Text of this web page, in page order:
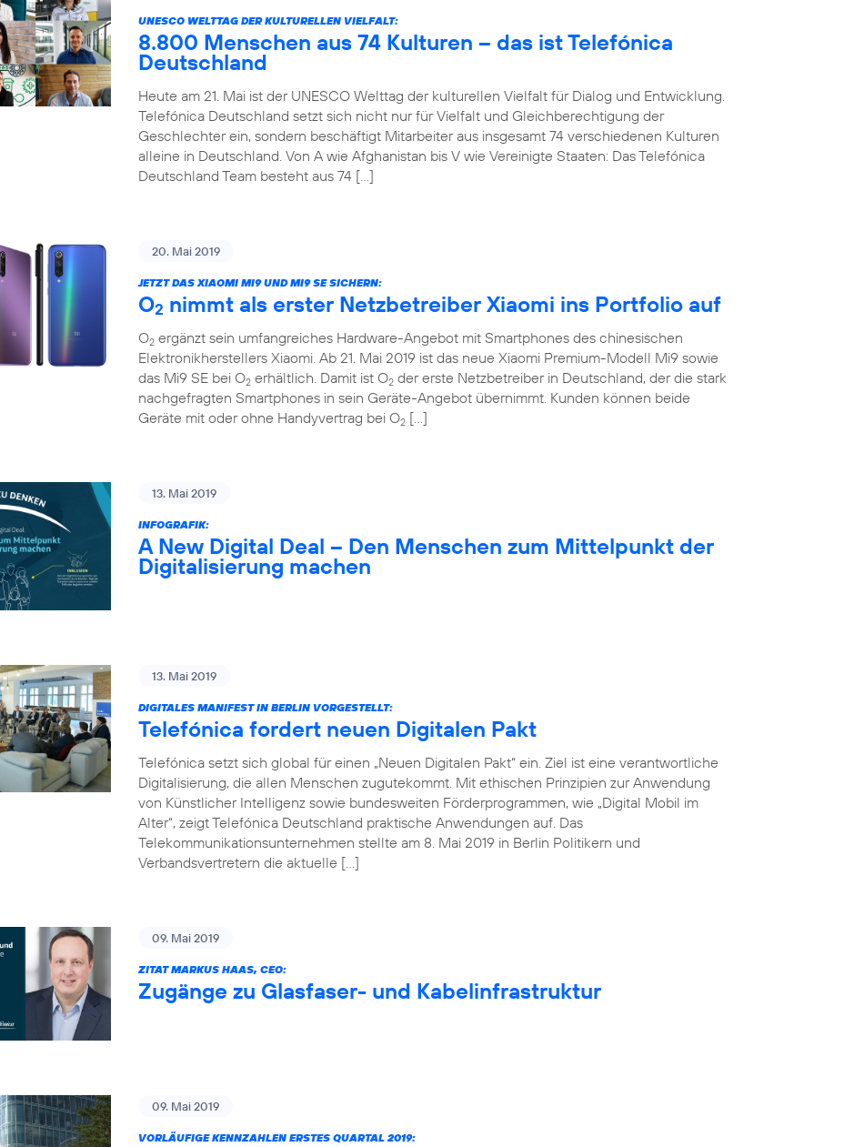
UNESCO WELTTAG DER KULTURELLEN VIELFALT:
8.800 Menschen aus 74 Kulturen – das ist Telefónica
Deutschland
Heute am 21. Mai ist der UNESCO Welttag der kulturellen Vielfalt für Dialog und Entwicklung.
Telefónica Deutschland setzt sich nicht nur für Vielfalt und Gleichberechtigung der
Geschlechter ein, sondern beschäftigt Mitarbeiter aus insgesamt 74 verschiedenen Kulturen
alleine in Deutschland. Von A wie Afghanistan bis V wie Vereinigte Staaten: Das Telefónica
Deutschland Team besteht aus 74 […]
20. Mai 2019
JETZT DAS XIAOMI MI9 UND MI9 SE SICHERN:
O2 nimmt als erster Netzbetreiber Xiaomi ins Portfolio auf
O2 ergänzt sein umfangreiches Hardware-Angebot mit Smartphones des chinesischen
Elektronikherstellers Xiaomi. Ab 21. Mai 2019 ist das neue Xiaomi Premium-Modell Mi9 sowie
das Mi9 SE bei O2 erhältlich. Damit ist O2 der erste Netzbetreiber in Deutschland, der die stark
nachgefragten Smartphones in sein Geräte-Angebot übernimmt. Kunden können beide
Geräte mit oder ohne Handyvertrag bei O2 […]
13. Mai 2019
INFOGRAFIK:
A New Digital Deal – Den Menschen zum Mittelpunkt der
Digitalisierung machen
13. Mai 2019
DIGITALES MANIFEST IN BERLIN VORGESTELLT:
Telefónica fordert neuen Digitalen Pakt
Telefónica setzt sich global für einen „Neuen Digitalen Pakt“ ein. Ziel ist eine verantwortliche
Digitalisierung, die allen Menschen zugutekommt. Mit ethischen Prinzipien zur Anwendung
von Künstlicher Intelligenz sowie bundesweiten Förderprogrammen, wie „Digital Mobil im
Alter“, zeigt Telefónica Deutschland praktische Anwendungen auf. Das
Telekommunikationsunternehmen stellte am 8. Mai 2019 in Berlin Politikern und
Verbandsvertretern die aktuelle […]
09. Mai 2019
ZITAT MARKUS HAAS, CEO:
Zugänge zu Glasfaser- und Kabelinfrastruktur
09. Mai 2019
VORLÄUFIGE KENNZAHLEN ERSTES QUARTAL 2019: